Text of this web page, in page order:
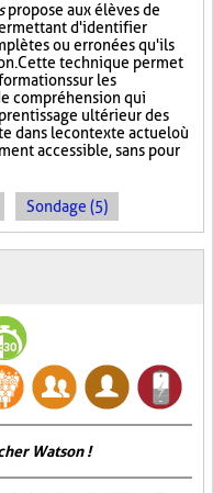
propose aux élèves de
d'identifier
ou erronées qu'ils
Cette technique permet
sur les
compréhension qui
ultérieur des
dans le contexte actuel où
accessible, sans pour
Sondage (5)
Watson !